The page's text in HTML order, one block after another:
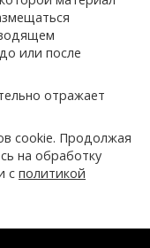
или после
отражает
cookie. Продолжая
на обработку
с политикой